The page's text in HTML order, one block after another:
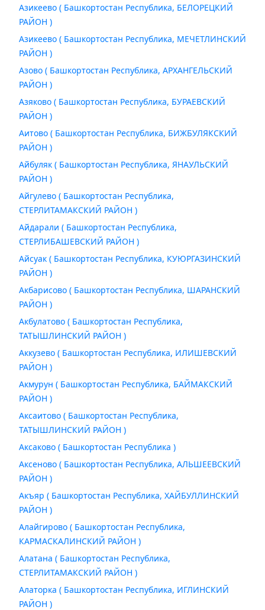
Азикеево ( Башкортостан Республика, БЕЛОРЕЦКИЙ
РАЙОН )
Азикеево ( Башкортостан Республика, МЕЧЕТЛИНСКИЙ
РАЙОН )
Азово ( Башкортостан Республика, АРХАНГЕЛЬСКИЙ
РАЙОН )
Азяково ( Башкортостан Республика, БУРАЕВСКИЙ
РАЙОН )
Аитово ( Башкортостан Республика, БИЖБУЛЯКСКИЙ
РАЙОН )
Айбуляк ( Башкортостан Республика, ЯНАУЛЬСКИЙ
РАЙОН )
Айгулево ( Башкортостан Республика,
СТЕРЛИТАМАКСКИЙ РАЙОН )
Айдарали ( Башкортостан Республика,
СТЕРЛИБАШЕВСКИЙ РАЙОН )
Айсуак ( Башкортостан Республика, КУЮРГАЗИНСКИЙ
РАЙОН )
Акбарисово ( Башкортостан Республика, ШАРАНСКИЙ
РАЙОН )
Акбулатово ( Башкортостан Республика,
ТАТЫШЛИНСКИЙ РАЙОН )
Аккузево ( Башкортостан Республика, ИЛИШЕВСКИЙ
РАЙОН )
Акмурун ( Башкортостан Республика, БАЙМАКСКИЙ
РАЙОН )
Аксаитово ( Башкортостан Республика,
ТАТЫШЛИНСКИЙ РАЙОН )
Аксаково ( Башкортостан Республика )
Аксеново ( Башкортостан Республика, АЛЬШЕЕВСКИЙ
РАЙОН )
Акъяр ( Башкортостан Республика, ХАЙБУЛЛИНСКИЙ
РАЙОН )
Алайгирово ( Башкортостан Республика,
КАРМАСКАЛИНСКИЙ РАЙОН )
Алатана ( Башкортостан Республика,
СТЕРЛИТАМАКСКИЙ РАЙОН )
Алаторка ( Башкортостан Республика, ИГЛИНСКИЙ
РАЙОН )